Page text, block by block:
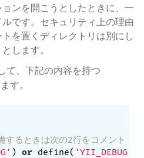
ンを開こうとしたときに、一
です。セキュリティ上の理由
を置くディレクトリは別にし
します。
て、下記の内容を持つ
す。
るときは次の2行をコメント・
) or define( 'YII_DEBUG'